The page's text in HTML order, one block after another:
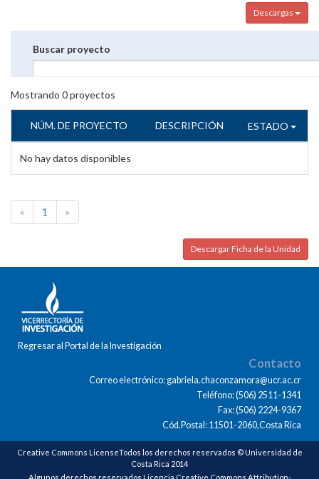
Descargas
Buscar proyecto
Mostrando 0proyectos
NÚM. DE PROYECTO DESCRIPCIÓN ESTADO
No hay datos disponibles
« 1 »
Descargar Ficha de la Unidad
Regresar al Portal de la Investigación
Contacto
Correo electrónico: gabriela.chaconzamora@ucr.ac.cr
Teléfono: (506) 2511-1341
Fax: (506) 2224-9367
Cód.Postal: 11501-2060,Costa Rica
Creative Commons LicenseTodos los derechos reservados © Universidad de
Costa Rica 2014